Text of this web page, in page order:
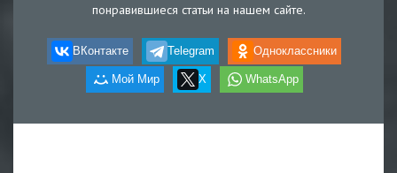
понравившиеся статьи на нашем сайте.
ВКонтакте Telegram Одноклассники
Мой Мир X WhatsApp